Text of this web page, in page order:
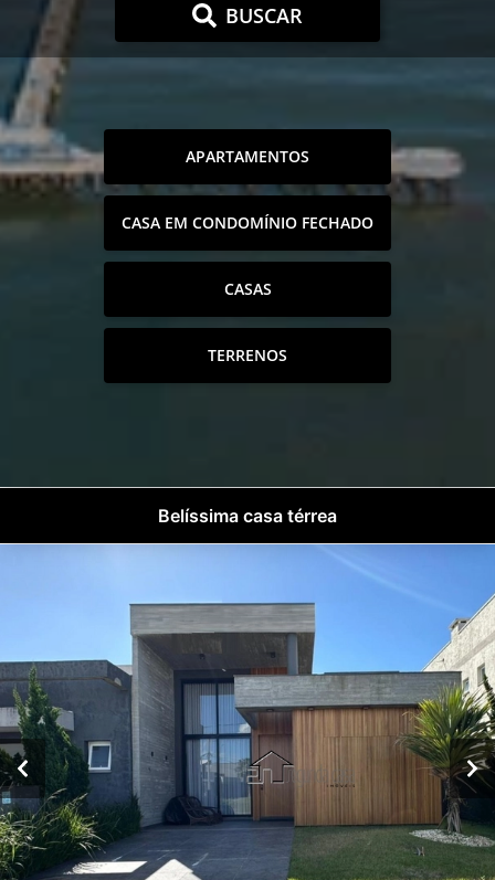
BUSCAR
APARTAMENTOS
CASA EM CONDOMÍNIO FECHADO
CASAS
TERRENOS
Belíssima casa térrea